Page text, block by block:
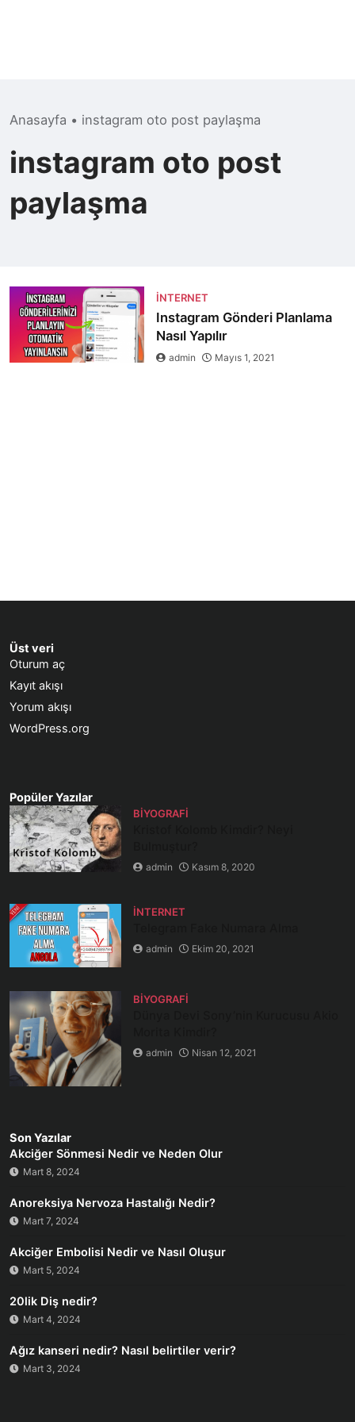
Anasayfa • instagram oto post paylaşma
instagram oto post
paylaşma
İNTERNET
Instagram Gönderi Planlama
Nasıl Yapılır
admin Mayıs 1, 2021
Üst veri
Oturum aç
Kayıt akışı
Yorum akışı
WordPress.org
Popüler Yazılar
BIYOGRAFI
admin Kasım 8, 2020
İNTERNET
admin Ekim 20, 2021
BIYOGRAFI
admin Nisan 12, 2021
Son Yazılar
Akciğer Sönmesi Nedir ve Neden Olur
Mart 8, 2024
Anoreksiya Nervoza Hastalığı Nedir?
Mart 7, 2024
Akciğer Embolisi Nedir ve Nasıl Oluşur
Mart 5, 2024
20lik Diş nedir?
Mart 4, 2024
Ağız kanseri nedir? Nasıl belirtiler verir?
Mart 3, 2024